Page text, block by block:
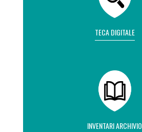
TECA DIGITALE
INVENTARI ARCHIVIO